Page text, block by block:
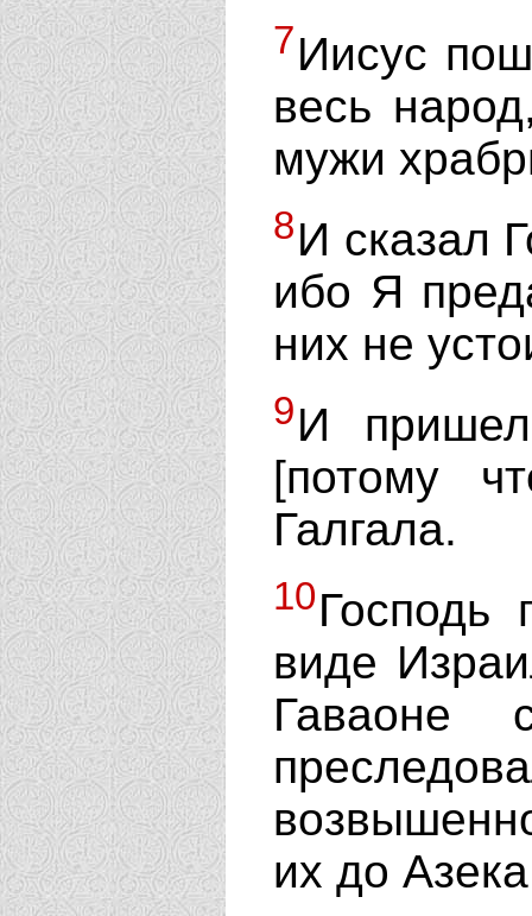
7Иисус
весь
мужи
8И сказал
ибо Я
них не
9И
[потому
Галгала.
10Господь
виде
Гаваоне
их до